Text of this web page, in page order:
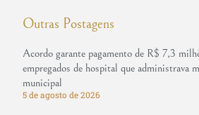
Outras Postagens
Acordo garante pagamento de R$ 7,3
empregados de hospital que administrava
municipal
5 de agosto de 2026